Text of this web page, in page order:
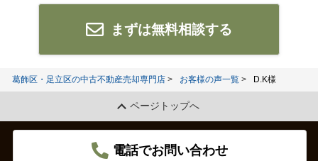
まずは無料相談する
葛飾区・足立区の中古不動産売却専門店 お客様の声一覧 D.K様
ページトップへ
電話でお問い合わせ